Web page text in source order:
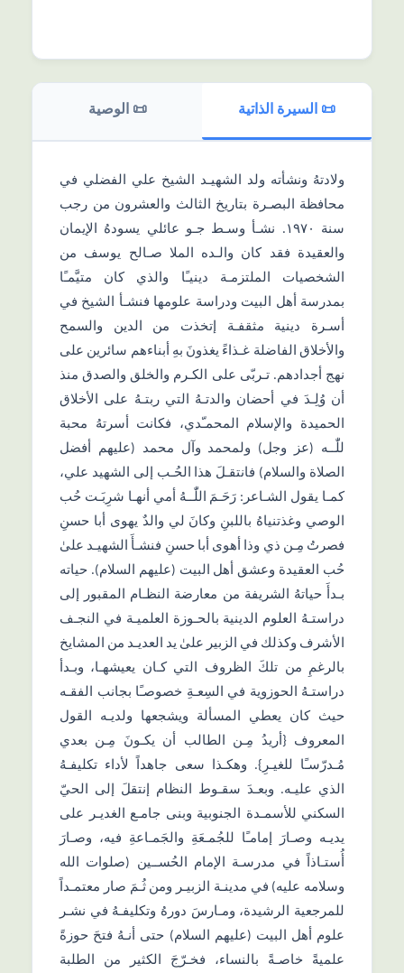
📜 السیرة الذاتیة 📜 الوصیة
ولادتهُ ونشأته ولد الشهيـد الشيخ علي الفضلي في
محافظة البصـرة بتاريخ الثالث والعشرون من رجب
سنة ١٩٧٠. نشـأ وسـط جـو عائلي يسودهُ الإيمان
والعقيدة فقد كان والـده الملا صـالح يوسف من
الشخصيات الملتزمـة دينيـًا والذي كان متيَّمـًا
بمدرسة أهل البيت ودراسة علومها فنشـأ الشيخ في
أسـرة دينية مثقفـة إتخذت من الدين والسمح
والأخلاق الفاضلة غـذاءً يغذونَ بهِ أبناءهم سائرين على
نهج أجدادهم. تـربّى على الكـرم والخلق والصدق منذ
أن وُلِـدَ في أحضان والدتـهُ التي ربتـهُ على الأخلاق
الحميدة والإسلام المحمـّدي، فكانت أسرتهُ محبة
للّٰــه (عز وجل) ولمحمد وآل محمد (عليهم أفضل
الصلاة والسلام) فانتقـلَ هذا الحُـب إلى الشهيد علي،
كمـا يقول الشـاعر: رَحَـمَ اللّٰــهُ أمي أنهـا شرِبَـت حُب
الوصي وغذتنياهُ باللبنِ وكانَ لي والدٌ يهوى أبا حسنِ
فصرتُ مِـن ذي وذا أهوى أبا حسنِ فنشـأَ الشهيـد علىٰ
حُب العقيدة وعشق أهل البيت (عليهم السلام). حياته
بـدأَ حياتهُ الشريفة من معارضة النظـام المقبور إلى
دراستـهُ العلوم الدينية بالحـوزة العلميـة في النجـف
الأشرف وكذلك في الزبير علىٰ يد العديـد من المشايخ
بالرغمِ من تلكَ الظروف التي كـان يعيشهـا، وبـدأ
دراستـهُ الحوزوية في السِعـةِ خصوصـًا بجانب الفقـه
حيث كان يعطي المسألة ويشجعها ولديـه القول
المعروف {أريدُ مِـن الطالب أن يكـونَ مِـن بعدي
مُـدرّسـًا للغيـرِ}. وهكـذا سعى جاهداً لأداء تكليفـهُ
الذي عليـه. وبعـدَ سقـوط النظام إنتقلَ إلى الحيّ
السكني للأسمـدة الجنوبية وبنى جامـع الغديـر على
يديـه وصـارَ إمامـًا للجُمـعَةِ والجَمـاعةِ فيه، وصـارَ
أُستـاذاً في مدرسـة الإمام الحُســين (صلوات الله
وسلامه عليه) في مدينـة الزبيـر ومن ثُـمَ صار معتمـداً
للمرجعية الرشيدة، ومـارسَ دورهُ وتكليفـهُ في نشـر
علوم أهل البيت (عليهم السلام) حتى أنـهُ فتحَ حوزةً
علميةً خاصـةً بالنساء، فخـرّجَ الكثير من الطلبة